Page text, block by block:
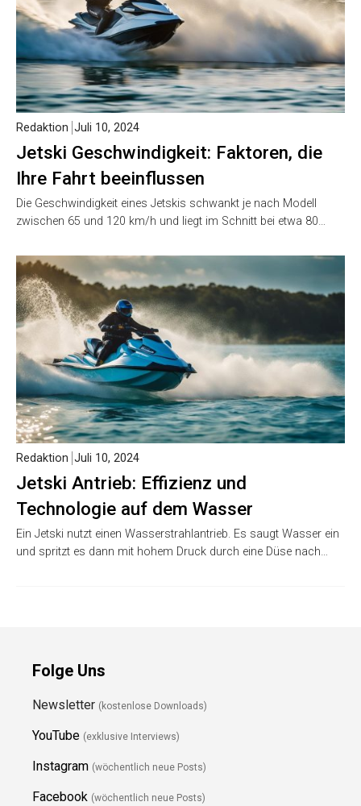
Jetski Geschwindigkeit: Faktoren, die
Ihre Fahrt beeinflussen
Redaktion Juli 10, 2024
Die Geschwindigkeit eines Jetskis schwankt je nach Modell
zwischen 65 und 120 km/h und liegt im Schnitt bei etwa 80…
Jetski Antrieb: Effizienz und
Technologie auf dem Wasser
Redaktion Juli 10, 2024
Ein Jetski nutzt einen Wasserstrahlantrieb. Es saugt Wasser ein
und spritzt es dann mit hohem Druck durch eine Düse nach…
Folge Uns
Newsletter (kostenlose Downloads)
YouTube (exklusive Interviews)
Instagram (wöchentlich neue Posts)
Facebook (wöchentlich neue Posts)